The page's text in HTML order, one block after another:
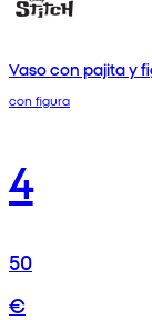
Vaso con pajita y
con figura
4
50
€